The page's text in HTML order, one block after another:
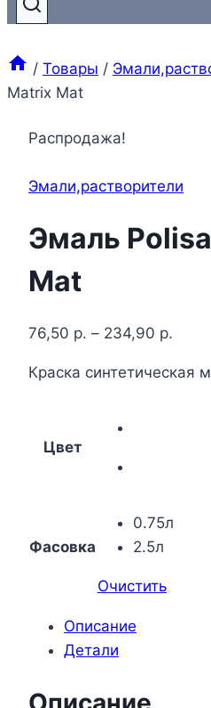
/ Товары /
Matrix Mat
Распродажа!
Эмали,растворители
Эмаль
Mat
76,50 р. – 234,90 р.
Краска синтетическая
Цвет
Фасовка
0.75л
2.5л
Очистить
Описание
Детали